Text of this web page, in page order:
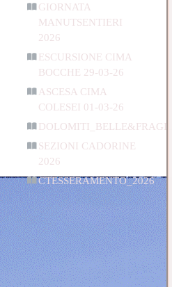
GIORNATA
MANUTSENTIERI
2026
ESCURSIONE CIMA
BOCCHE 29-03-26
ASCESA CIMA
COLESEI 01-03-26
DOLOMITI_BELLE&FRAGILI
SEZIONI CADORINE
2026
CTESSERAMENTO_2026